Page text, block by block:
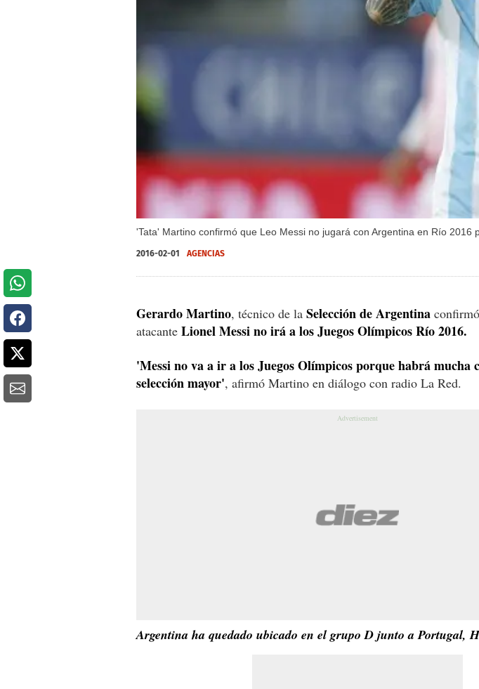
'Tata' Martino confirmó que Leo Messi no jugará con Argentina en Río
2016-02-01 AGENCIAS
Gerardo Martino, técnico de la Selección de Argentina
atacante Lionel Messi no irá a los Juegos Olímpicos Río 2016.
'Messi no va a ir a los Juegos Olímpicos porque habrá mucha
selección mayor', afirmó Martino en diálogo con radio La Red.
Argentina ha quedado ubicado en el grupo D junto a Portugal,